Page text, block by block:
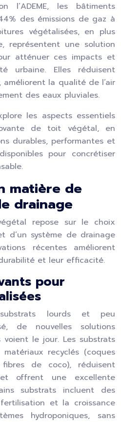
l’ADEME, les bâtiments
des émissions de gaz à
végétalisées, en plus
représentent une solution
atténuer ces impacts et
urbaine. Elles réduisent
améliorent la qualité de l’air
des eaux pluviales.
les aspects essentiels
de toit végétal, en
durables, performantes et
pour concrétiser
matière de
drainage
repose sur le choix
d’un système de drainage
récentes améliorent
et leur efficacité.
pour
lourds et peu
de nouvelles solutions
le jour. Les substrats
recyclés (coques
de coco), réduisent
et offrent une excellente
substrats incluent des
et la croissance
hydroponiques, sans